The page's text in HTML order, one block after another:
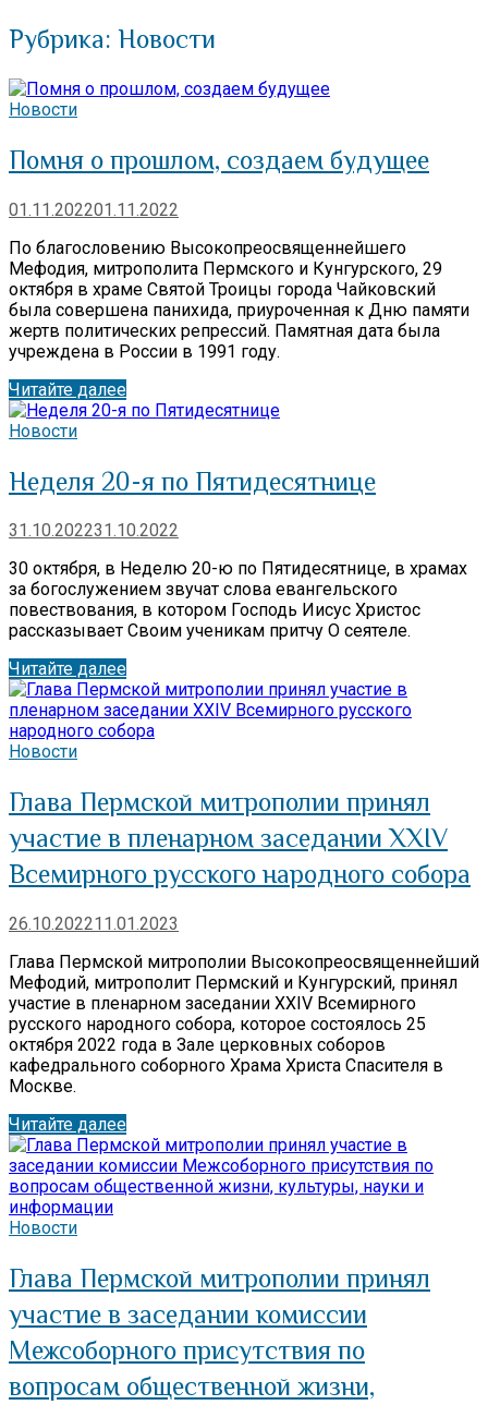
Рубрика: Новости
Новости
Помня о прошлом, создаем будущее
01.11.202201.11.2022
По благословению Высокопреосвященнейшего
Мефодия, митрополита Пермского и Кунгурского, 29
октября в храме Святой Троицы города Чайковский
была совершена панихида, приуроченная к Дню памяти
жертв политических репрессий. Памятная дата была
учреждена в России в 1991 году.
Читайте далее
Новости
Неделя 20-я по Пятидесятнице
31.10.202231.10.2022
30 октября, в Неделю 20-ю по Пятидесятнице, в храмах
за богослужением звучат слова евангельского
повествования, в котором Господь Иисус Христос
рассказывает Своим ученикам притчу О сеятеле.
Читайте далее
Новости
Глава Пермской митрополии принял
участие в пленарном заседании XXIV
Всемирного русского народного собора
26.10.202211.01.2023
Глава Пермской митрополии Высокопреосвященнейший
Мефодий, митрополит Пермский и Кунгурский, принял
участие в пленарном заседании XXIV Всемирного
русского народного собора, которое состоялось 25
октября 2022 года в Зале церковных соборов
кафедрального соборного Храма Христа Спасителя в
Москве.
Читайте далее
Новости
Глава Пермской митрополии принял
участие в заседании комиссии
Межсоборного присутствия по
вопросам общественной жизни,